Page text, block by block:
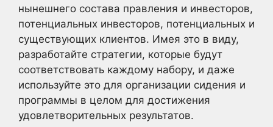
нынешнего состава правления и инвесторов,
потенциальных инвесторов, потенциальных и
существующих клиентов. Имея это в виду,
разработайте стратегии, которые будут
соответствовать каждому набору, и даже
используйте это для организации сидения и
программы в целом для достижения
удовлетворительных результатов.